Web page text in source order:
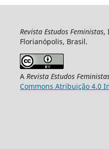
Revista Estudos Feministas,
Florianópolis, Brasil.
A Revista Estudos
Commons Atribuição 4.0